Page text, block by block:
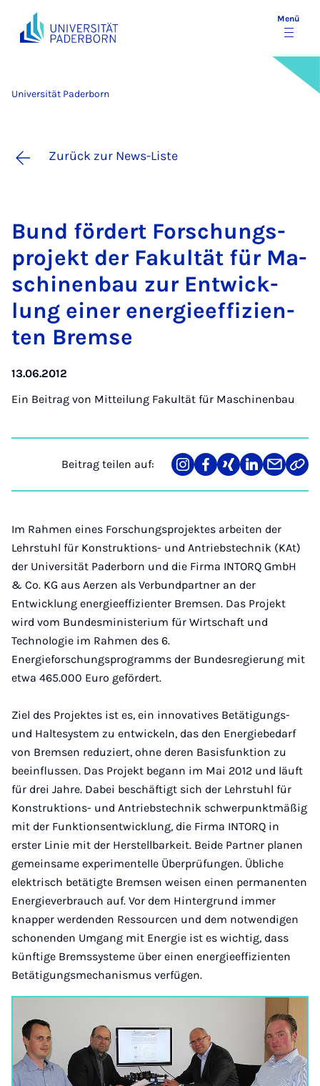
Menü
Universität Paderborn
Zurück zur News-Liste
Bund för­dert For­schungs­
pro­jekt der Fa­kul­tät für Ma­
schi­nen­bau zur Ent­wick­
lung ei­ner ener­gie­ef­fi­zi­en­
ten Brem­se
13.06.2012
Ein Beitrag von Mitteilung Fakultät für Maschinenbau
Beitrag teilen auf:
Teilen
auf
Teilen
auf
Teilen
auf
Teilen
auf
Teilen
über
Link
Im Rahmen eines Forschungsprojektes arbeiten der
Lehrstuhl für Konstruktions- und Antriebstechnik (KAt)
der Universität Paderborn und die Firma INTORQ GmbH
& Co. KG aus Aerzen als Verbundpartner an der
Entwicklung energieeffizienter Bremsen. Das Projekt
wird vom Bundesministerium für Wirtschaft und
Technologie im Rahmen des 6.
Energieforschungsprogramms der Bundesregierung mit
etwa 465.000 Euro gefördert.
Ziel des Projektes ist es, ein innovatives Betätigungs-
und Haltesystem zu entwickeln, das den Energiebedarf
von Bremsen reduziert, ohne deren Basisfunktion zu
beeinflussen. Das Projekt begann im Mai 2012 und läuft
für drei Jahre. Dabei beschäftigt sich der Lehrstuhl für
Konstruktions- und Antriebstechnik schwerpunktmäßig
mit der Funktionsentwicklung, die Firma INTORQ in
erster Linie mit der Herstellbarkeit. Beide Partner planen
gemeinsame experimentelle Überprüfungen. Übliche
elektrisch betätigte Bremsen weisen einen permanenten
Energieverbrauch auf. Vor dem Hintergrund immer
knapper werdenden Ressourcen und dem notwendigen
schonenden Umgang mit Energie ist es wichtig, dass
künftige Bremssysteme über einen energieeffizienten
Betätigungsmechanismus verfügen.